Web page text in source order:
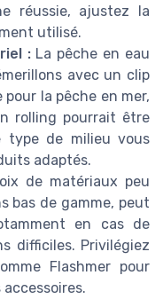
réussie, ajustez la
utilisé.
:La pêche en eau
avec un clip
la pêche en mer,
rolling pourrait être
type de milieu vous
adaptés.
de matériaux peu
bas de gamme, peut
en cas de
difficiles. Privilégiez
Flashmer pour